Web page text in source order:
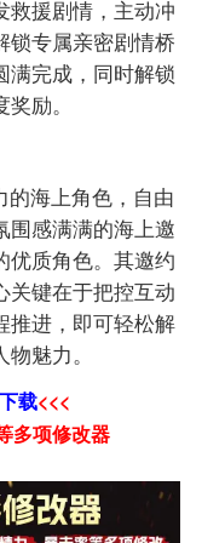
救援剧情，主动冲
锁专属亲密剧情桥
满完成，同时解锁
励。
的海上角色，自由
围感满满的海上邀
优质角色。其邀约
关键在于把控互动
推进，即可轻松解
魅力。
载<<<
多项修改器